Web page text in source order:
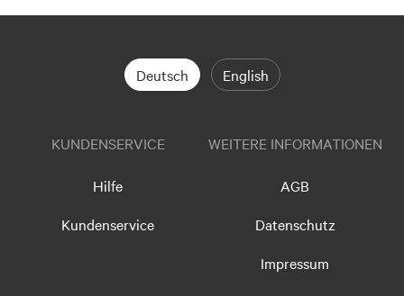
Deutsch English
KUNDENSERVICE
Hilfe
Kundenservice
WEITERE INFORMATIONEN
AGB
Datenschutz
Impressum